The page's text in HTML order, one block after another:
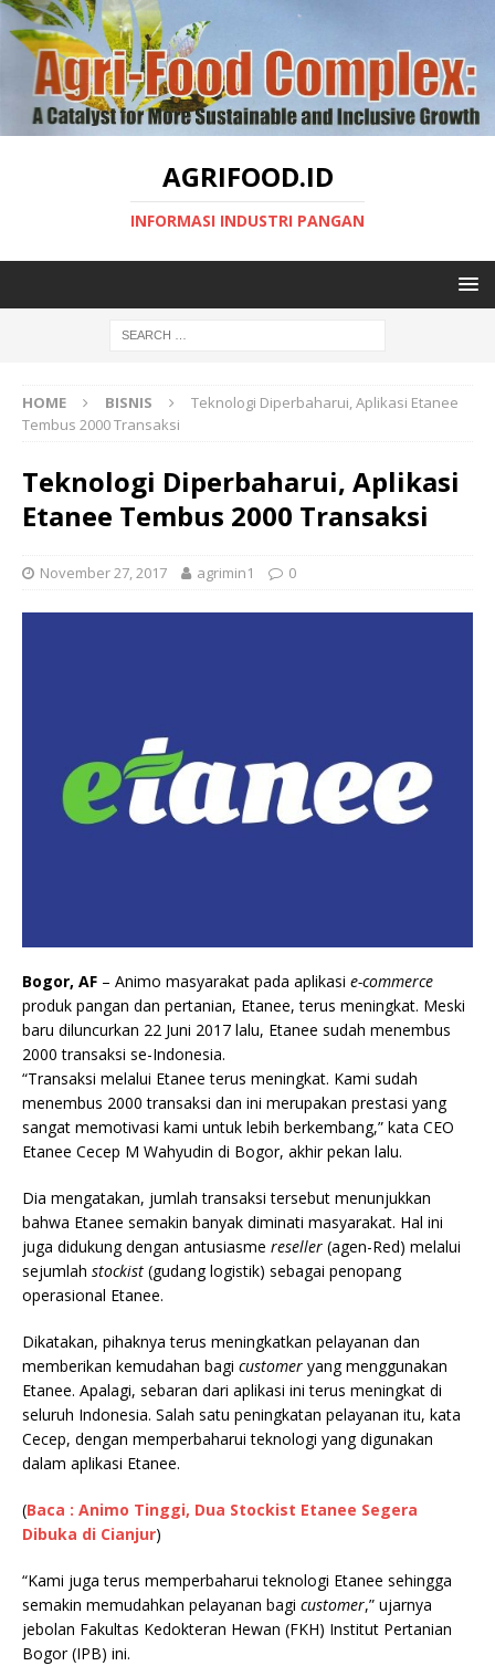
AGRIFOOD.ID
INFORMASI INDUSTRI PANGAN
HOME BISNIS
Teknologi Diperbaharui, Aplikasi Etanee
Tembus 2000 Transaksi
Teknologi Diperbaharui, Aplikasi
Etanee Tembus 2000 Transaksi
November 27, 2017 agrimin1 0
Bogor, AF – Animo masyarakat pada aplikasi e-commerce
produk pangan dan pertanian, Etanee, terus meningkat. Meski
baru diluncurkan 22 Juni 2017 lalu, Etanee sudah menembus
2000 transaksi se-Indonesia.
“Transaksi melalui Etanee terus meningkat. Kami sudah
menembus 2000 transaksi dan ini merupakan prestasi yang
sangat memotivasi kami untuk lebih berkembang,” kata CEO
Etanee Cecep M Wahyudin di Bogor, akhir pekan lalu.
Dia mengatakan, jumlah transaksi tersebut menunjukkan
bahwa Etanee semakin banyak diminati masyarakat. Hal ini
juga didukung dengan antusiasme reseller (agen-Red) melalui
sejumlah stockist (gudang logistik) sebagai penopang
operasional Etanee.
Dikatakan, pihaknya terus meningkatkan pelayanan dan
memberikan kemudahan bagi customer yang menggunakan
Etanee. Apalagi, sebaran dari aplikasi ini terus meningkat di
seluruh Indonesia. Salah satu peningkatan pelayanan itu, kata
Cecep, dengan memperbaharui teknologi yang digunakan
dalam aplikasi Etanee.
(Baca : Animo Tinggi, Dua Stockist Etanee Segera
Dibuka di Cianjur)
“Kami juga terus memperbaharui teknologi Etanee sehingga
semakin memudahkan pelayanan bagi customer,” ujarnya
jebolan Fakultas Kedokteran Hewan (FKH) Institut Pertanian
Bogor (IPB) ini.